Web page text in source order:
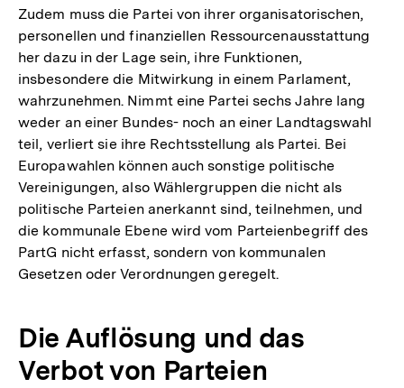
Zudem muss die Partei von ihrer organisatorischen,
personellen und finanziellen Ressourcenausstattung
her dazu in der Lage sein, ihre Funktionen,
insbesondere die Mitwirkung in einem Parlament,
wahrzunehmen. Nimmt eine Partei sechs Jahre lang
weder an einer Bundes- noch an einer Landtagswahl
teil, verliert sie ihre Rechtsstellung als Partei. Bei
Europawahlen können auch sonstige politische
Vereinigungen, also Wählergruppen die nicht als
politische Parteien anerkannt sind, teilnehmen, und
die kommunale Ebene wird vom Parteienbegriff des
PartG nicht erfasst, sondern von kommunalen
Gesetzen oder Verordnungen geregelt.
Die Auflösung und das
Verbot von Parteien